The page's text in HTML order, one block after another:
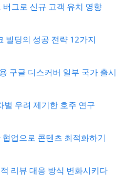
버그로 신규 고객 유치 영향
빌딩의 성공 전략 12가지
구글 디스커버 일부 국가 출시
별 우려 제기한 호주 연구
업으로 콘텐츠 최적화하기
리뷰 대응 방식 변화시키다